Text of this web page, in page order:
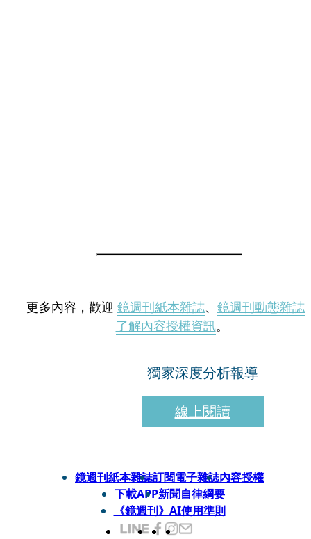
更多內容，歡迎 鏡週刊紙本雜誌、 鏡週刊動態雜誌
了解內容授權資訊。
獨家深度分析報導
線上閱讀
鏡週刊紙本雜誌訂閱電子雜誌內容授權
下載APP新聞自律綱要
《鏡週刊》AI使用準則